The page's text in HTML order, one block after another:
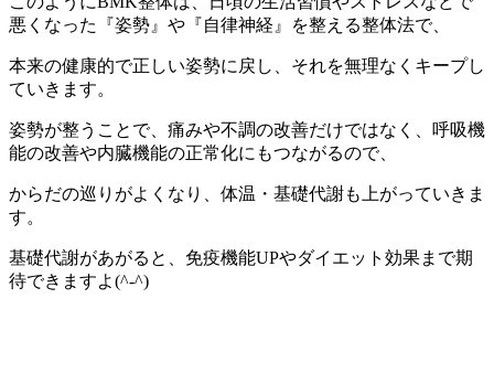
悪くなった『姿勢』や『自律神経』を整える整体法で、
本来の健康的で正しい姿勢に戻し、それを無理なくキープし
ていきます。
姿勢が整うことで、痛みや不調の改善だけではなく、呼吸機
能の改善や内臓機能の正常化にもつながるので、
からだの巡りがよくなり、体温・基礎代謝も上がっていきま
す。
基礎代謝があがると、免疫機能UPやダイエット効果まで期
待できますよ(^-^)